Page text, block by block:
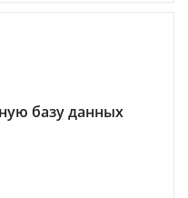
базу данных